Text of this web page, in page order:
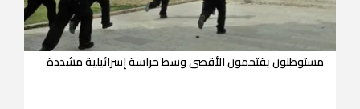
مستوطنون يقتحمون الأقصى وسط حراسة إسرائيلية مشددة